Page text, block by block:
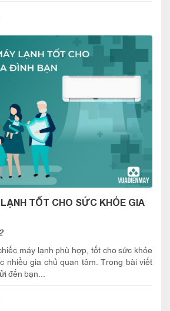
TỐT CHO SỨC KHỎE GIA
máy lạnh phù hợp, tốt cho sức khỏe
nhiều gia chủ quan tâm. Trong bài viết
đến bạn...